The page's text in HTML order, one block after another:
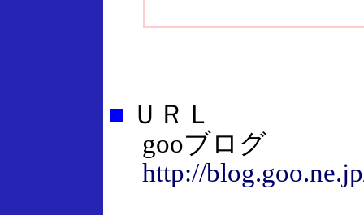
■ ＵＲＬ
gooブログ
http://